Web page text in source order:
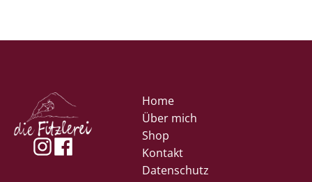
Home
Über mich
Shop
Kontakt
Datenschutz